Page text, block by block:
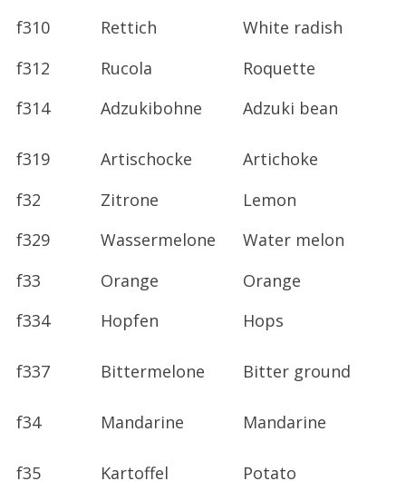
f310
Rettich
White radish
f312
Rucola
Roquette
f314
Adzukibohne Adzuki bean
f319 Artischocke
Artichoke
f32
Zitrone
Lemon
f329
Wassermelone
Water melon
f33
Orange
Orange
f334
Hopfen Hops
f337 Bittermelone Bitter ground
f34 Mandarine Mandarine
f35 Kartoffel
Potato